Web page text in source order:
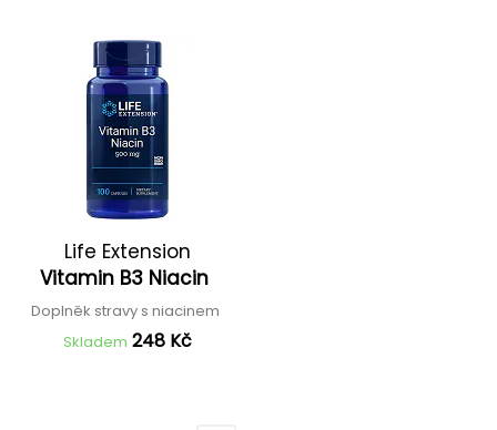
Life Extension
Vitamin B3 Niacin
Doplněk stravy s niacinem
Skladem 248 Kč